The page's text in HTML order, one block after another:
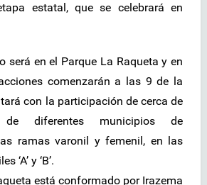
estatal, que se celebrará en
será en el Parque La Raqueta y en
comenzarán a las 9 de la
con la participación de cerca de
diferentes municipios de
ramas varonil y femenil, en las
‘A’ y ‘B’.
está conformado por Irazema